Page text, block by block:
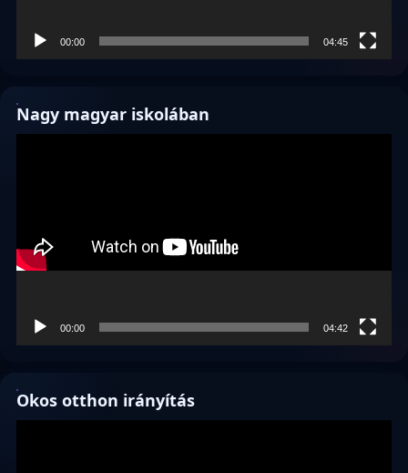
00:00 04:45
Nagy magyar iskolában
00:00 04:42
Okos otthon irányítás